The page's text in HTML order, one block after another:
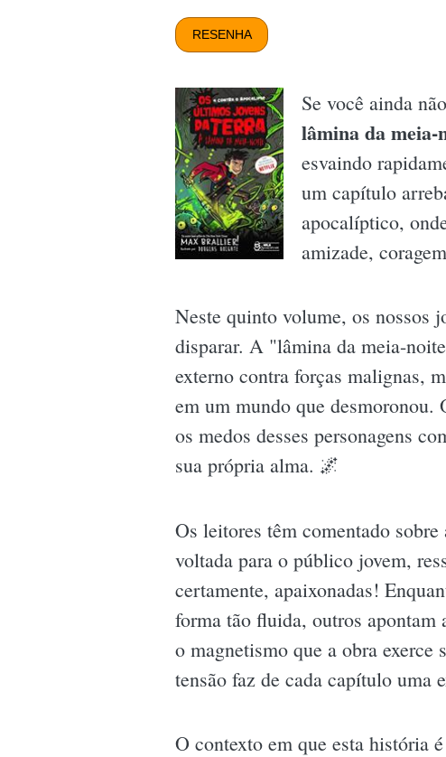
RESENHA
Se você ainda
lâmina da meia-
esvaindo
um capítulo
apocalíptico,
amizade,
Neste quinto volume, os nossos
disparar. A "lâmina da meia-
externo contra forças malignas,
em um mundo que desmoronou.
os medos desses personagens
sua própria alma. 🌌
Os leitores têm comentado
voltada para o público jovem,
certamente, apaixonadas!
forma tão fluida, outros apontam
o magnetismo que a obra
tensão faz de cada capítulo uma
O contexto em que esta história